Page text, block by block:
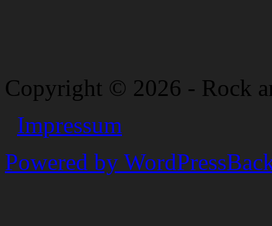
Copyright © 2026 - Rock
Impressum
Powered by WordPress